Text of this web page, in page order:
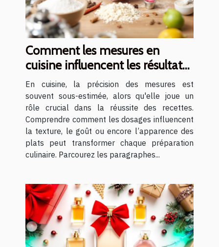
Comment les mesures en
cuisine influencent les résultats
des recettes ?
En cuisine, la précision des mesures est
souvent sous-estimée, alors qu'elle joue un
rôle crucial dans la réussite des recettes.
Comprendre comment les dosages influencent
la texture, le goût ou encore l’apparence des
plats peut transformer chaque préparation
culinaire. Parcourez les paragraphes...